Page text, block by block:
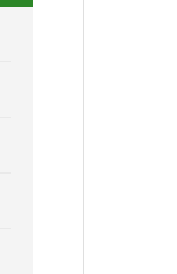
Rubitas色谱柱